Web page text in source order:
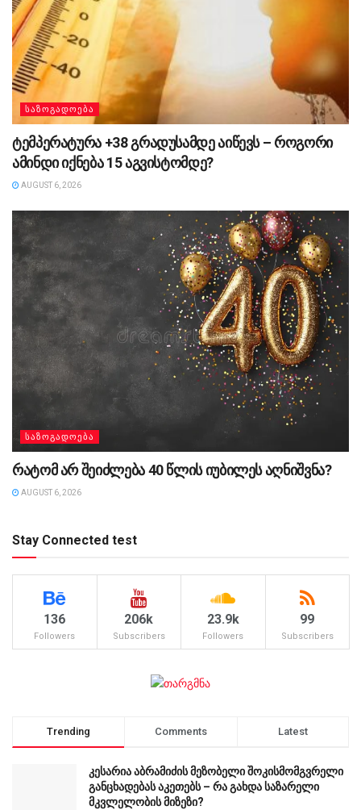
ᲡᲐᲖᲝᲒᲐᲓᲝᲔᲑᲐ
ტემპერატურა +38 გრადუსამდე აიწევს – როგორი
ამინდი იქნება 15 აგვისტომდე?
AUGUST 6, 2026
ᲡᲐᲖᲝᲒᲐᲓᲝᲔᲑᲐ
რატომ არ შეიძლება 40 წლის იუბილეს აღნიშვნა?
AUGUST 6, 2026
Stay Connected test
136
Followers
206k
Subscribers
23.9k
Followers
99
Subscribers
Trending Comments Latest
კესარია აბრამიძის მეზობელი შოკისმომგვრელი
განცხადებას აკეთებს – რა გახდა საზარელი
მკვლელობის მიზეზი?